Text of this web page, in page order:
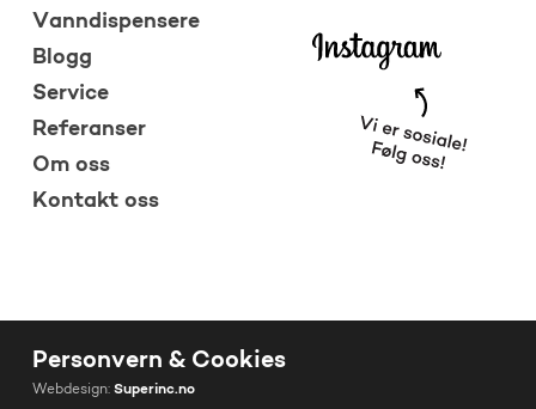
Vanndispensere
Blogg
Service
Referanser
Om oss
Kontakt oss
Personvern & Cookies
Webdesign: Superinc.no